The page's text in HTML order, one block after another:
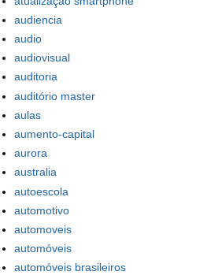
audiencia
audio
audiovisual
auditoria
auditório master
aulas
aumento-capital
aurora
australia
autoescola
automotivo
automoveis
automóveis
automóveis brasileiros